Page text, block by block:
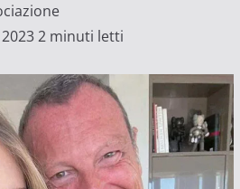
2 minuti letti